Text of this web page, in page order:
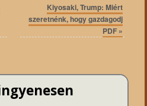
Kiyosaki, Trump: Miért
szeretnénk, hogy gazdagodj
PDF »